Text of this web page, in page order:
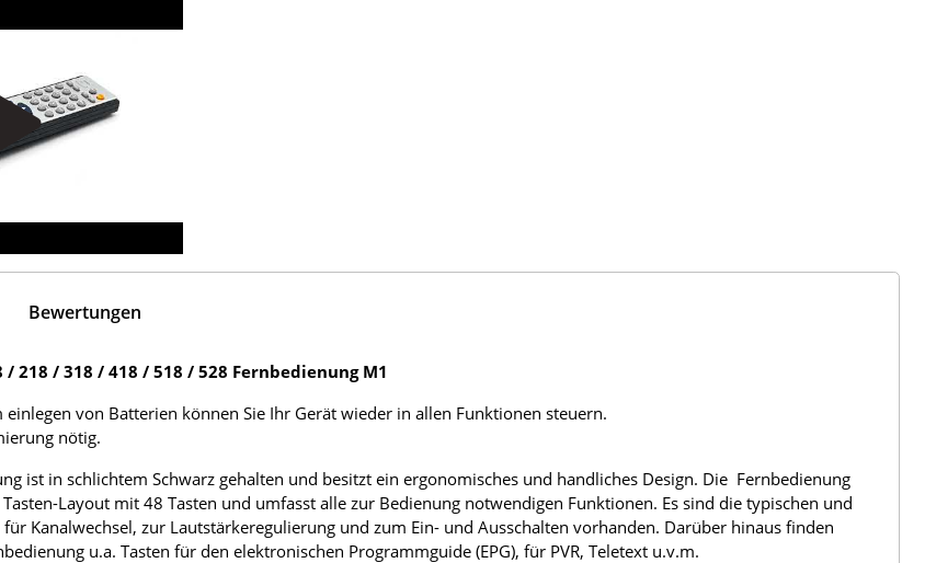
Bewertungen
/ 218 / 318 / 418 / 518 / 528 Fernbedienung M1
einlegen von Batterien können Sie Ihr Gerät wieder in allen Funktionen steuern.
nötig.
ist in schlichtem Schwarz gehalten und besitzt ein ergonomisches und handliches Design. Die Fernbedienung
Layout mit 48 Tasten und umfasst alle zur Bedienung notwendigen Funktionen. Es sind die typischen und
für Kanalwechsel, zur Lautstärkeregulierung und zum Ein- und Ausschalten vorhanden. Darüber hinaus finden
u.a. Tasten für den elektronischen Programmguide (EPG), für PVR, Teletext u.v.m.